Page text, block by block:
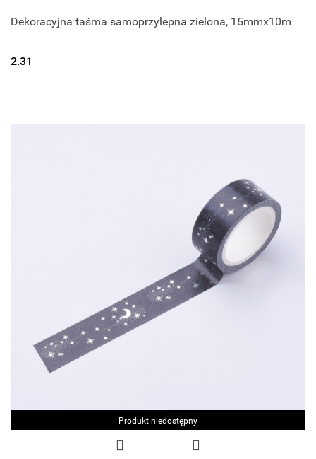
Dekoracyjna taśma samoprzylepna zielona, 15mmx10m
2.31
Produkt niedostępny